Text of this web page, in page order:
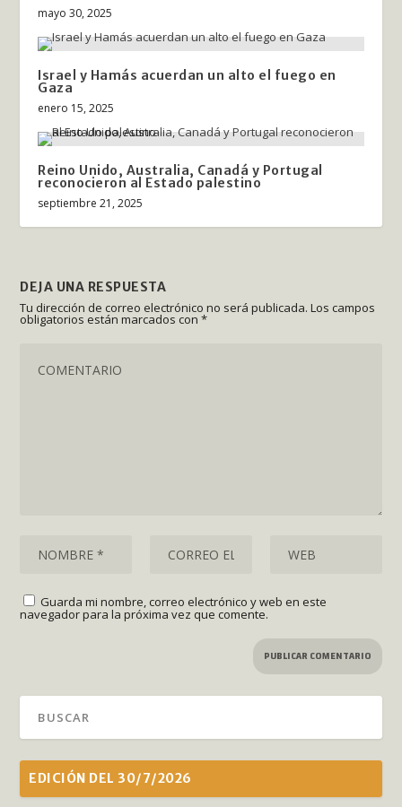
mayo 30, 2025
Israel y Hamás acuerdan un alto el fuego en
Gaza
enero 15, 2025
Reino Unido, Australia, Canadá y Portugal
reconocieron al Estado palestino
septiembre 21, 2025
DEJA UNA RESPUESTA
Tu dirección de correo electrónico no será publicada. Los campos
obligatorios están marcados con*
Guarda mi nombre, correo electrónico y web en este
navegador para la próxima vez que comente.
EDICIÓN DEL 30/7/2026